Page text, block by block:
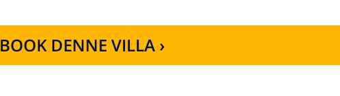
BOOK DENNE VILLA ›